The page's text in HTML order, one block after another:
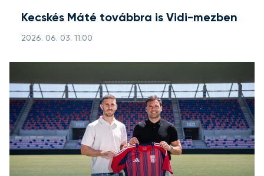
Kecskés Máté továbbra is Vidi-mezben
2026. 06. 03. 11:00